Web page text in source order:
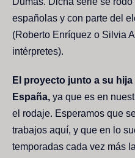
españolas y con parte del
(Roberto Enríquez o Silvia
intérpretes).
El proyecto junto a su
España, ya que es en
el rodaje. Esperamos que
trabajos aquí, y que en lo
temporadas cada vez más